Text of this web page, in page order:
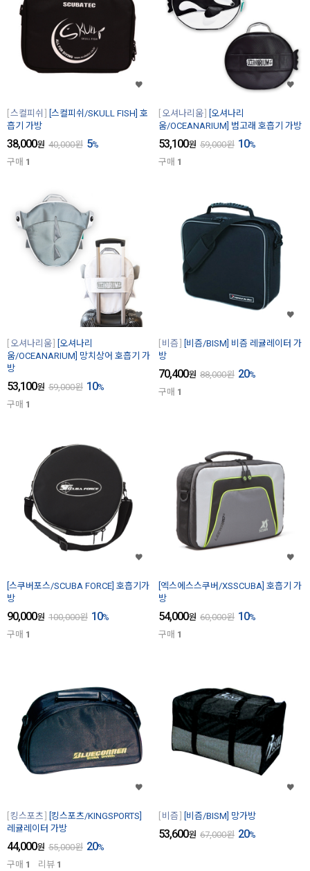
스컬피쉬
[스컬피쉬/SKULL FISH] 호
흡기 가방
38,000원 40,000원 5%
구매 1
오셔나리움
[오셔나리
움/OCEANARIUM] 범고래 호흡기 가방
53,100원 59,000원 10%
구매 1
오셔나리움
[오셔나리
움/OCEANARIUM] 망치상어 호흡기 가
방
53,100원 59,000원 10%
구매 1
비즘
[비즘/BISM] 비즘 레귤레이터 가
방
70,400원 88,000원 20%
구매 1
[스쿠버포스/SCUBA FORCE] 호흡기가
방
90,000원 100,000원 10%
구매 1
[엑스에스스쿠버/XSSCUBA] 호흡기 가
방
54,000원 60,000원 10%
구매 1
킹스포츠
[킹스포츠/KINGSPORTS]
레귤레이터 가방
44,000원 55,000원 20%
구매 1 리뷰 1
비즘 [비즘/BISM] 망가방
53,600원 67,000원 20%